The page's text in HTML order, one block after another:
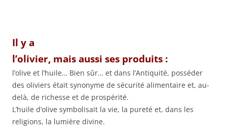
Il y a
l’olivier, mais aussi ses produits :
l’olive et l’huile… Bien sûr… et dans l’Antiquité, posséder
des oliviers était synonyme de sécurité alimentaire et, au-
delà, de richesse et de prospérité.
L’huile d’olive symbolisait la vie, la pureté et, dans les
religions, la lumière divine.